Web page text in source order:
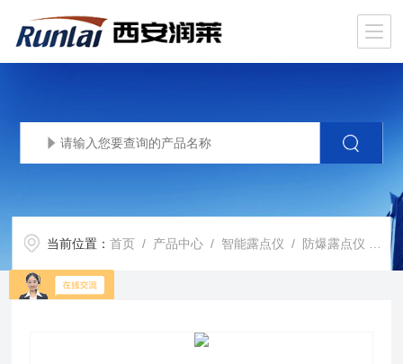
当前位置：首页 / 产品中心 / 智能露点仪 / 防爆露点仪